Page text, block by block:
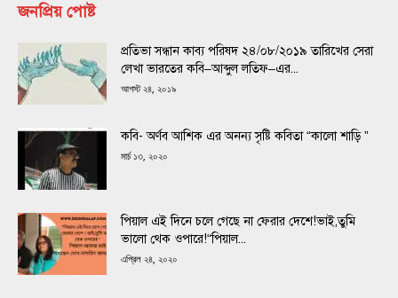
জনপ্রিয় পোষ্ট
প্রতিভা সন্ধান কাব্য পরিষদ ২৪/০৮/২০১৯ তারিখের সেরা
লেখা ভারতের কবি–আব্দুল লতিফ–এর...
আগস্ট ২৪, ২০১৯
কবি- অর্ণব আশিক এর অনন্য সৃষ্টি কবিতা “কালো শাড়ি ”
মার্চ ১৩, ২০২০
পিয়াল এই দিনে চলে গেছে না ফেরার দেশে!ভাই,তুমি
ভালো থেক ওপারে!“পিয়াল...
এপ্রিল ২৪, ২০২০